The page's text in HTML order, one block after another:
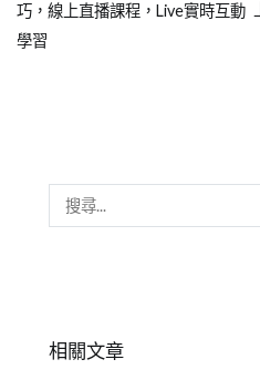
巧，線上直播課程，Live實時互動
學習
相關文章